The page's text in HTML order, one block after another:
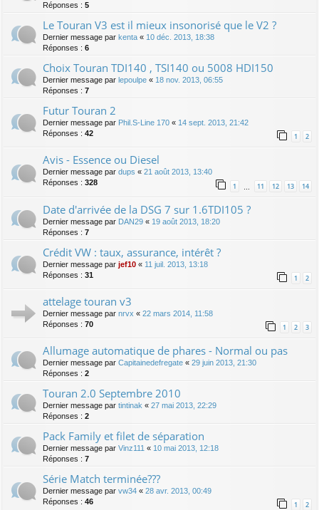
Réponses : 5
Le Touran V3 est il mieux insonorisé que le V2 ?
Dernier message par kenta « 10 déc. 2013, 18:38
Réponses : 6
Choix Touran TDI140 , TSI140 ou 5008 HDI150
Dernier message par lepoulpe « 18 nov. 2013, 06:55
Réponses : 7
Futur Touran 2
Dernier message par Phil.S-Line 170 « 14 sept. 2013, 21:42
Réponses : 42 1 2
Avis - Essence ou Diesel
Dernier message par dups « 21 août 2013, 13:40
Réponses : 328 1 11 12 13 14
Date d'arrivée de la DSG 7 sur 1.6TDI105 ?
Dernier message par DAN29 « 19 août 2013, 18:20
Réponses : 7
Crédit VW : taux, assurance, intérêt ?
Dernier message par jef10 « 11 juil. 2013, 13:18
Réponses : 31 1 2
attelage touran v3
Dernier message par nrvx « 22 mars 2014, 11:58
Réponses : 70 1 2 3
Allumage automatique de phares - Normal ou pas
Dernier message par Capitainedefregate « 29 juin 2013, 21:30
Réponses : 2
Touran 2.0 Septembre 2010
Dernier message par tintinak « 27 mai 2013, 22:29
Réponses : 2
Pack Family et filet de séparation
Dernier message par Vinz111 « 10 mai 2013, 12:18
Réponses : 7
Série Match terminée???
Dernier message par vw34 « 28 avr. 2013, 00:49
Réponses : 46 1 2